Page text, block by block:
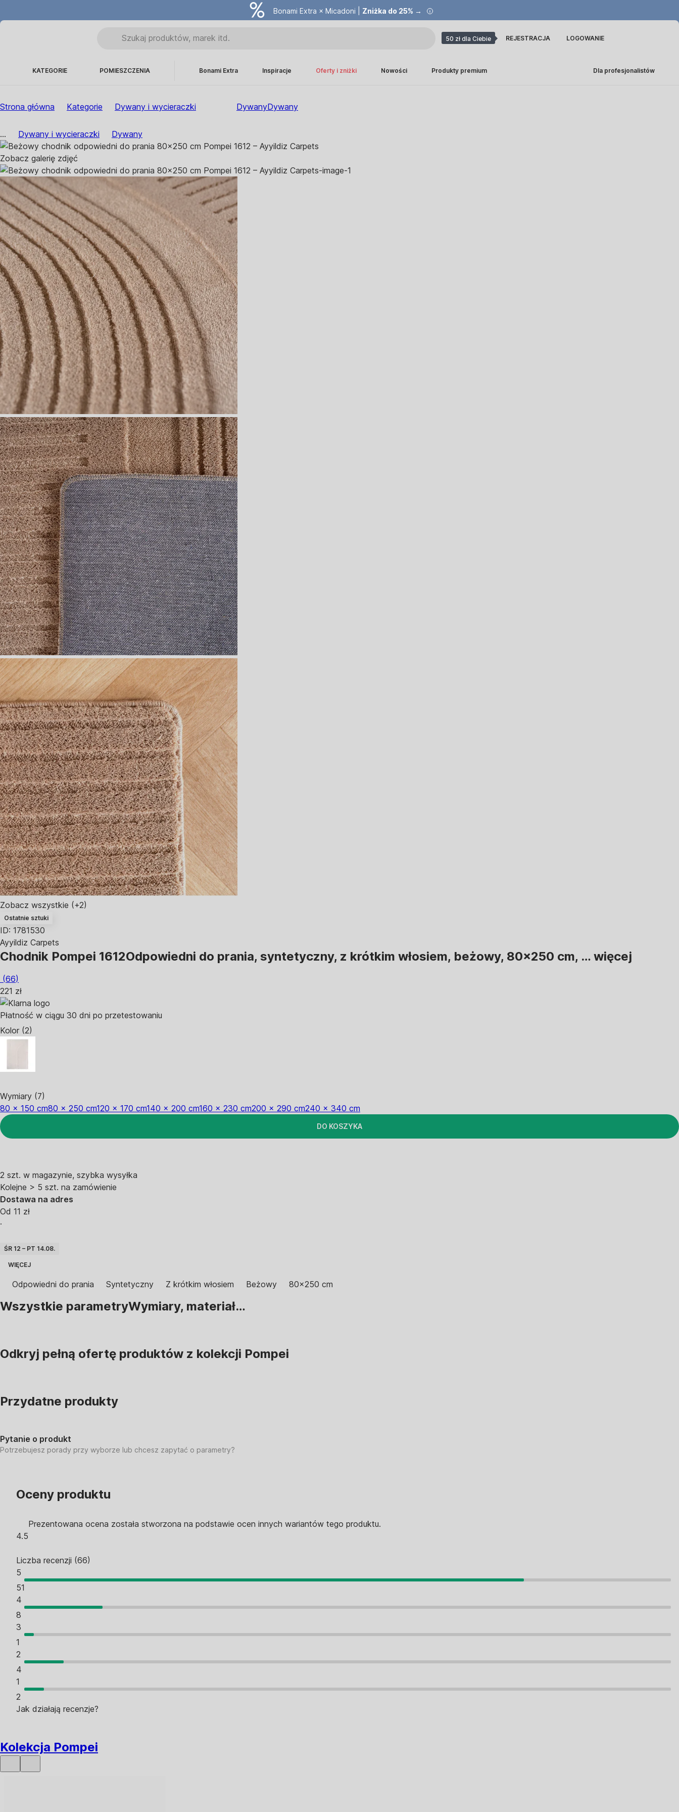
Bonami Extra × Micadoni | Zniżka do 25% →
50 zł dla Ciebie REJESTRACJA LOGOWANIE
KATEGORIE POMIESZCZENIA Bonami Extra Inspiracje Oferty i zniżki Nowości Produkty premium Dla profesjonalistów
Strona główna Kategorie Dywany i wycieraczki DywanyDywany
... Dywany i wycieraczki Dywany
Zobacz galerię zdjęć
Zobacz wszystkie (+2)
Ostatnie sztuki
ID: 1781530
Ayyildiz Carpets
Chodnik Pompei 1612Odpowiedni do prania, syntetyczny, z krótkim włosiem, beżowy, 80x250 cm, … więcej
(66)
221 zł
Płatność w ciągu 30 dni po przetestowaniu
Kolor (2)
Wymiary (7)
80 x 150 cm80 x 250 cm120 x 170 cm140 x 200 cm160 x 230 cm200 x 290 cm240 x 340 cm
DO KOSZYKA
2 szt. w magazynie, szybka wysyłka
Kolejne > 5 szt. na zamówienie
Dostawa na adres
Od 11 zł
·
ŚR 12 – PT 14.08.
WIĘCEJ
Odpowiedni do prania Syntetyczny Z krótkim włosiem Beżowy 80x250 cm
Wszystkie parametryWymiary, materiał…
Odkryj pełną ofertę produktów z kolekcji Pompei
Przydatne produkty
Pytanie o produkt
Potrzebujesz porady przy wyborze lub chcesz zapytać o parametry?
Oceny produktu
Prezentowana ocena została stworzona na podstawie ocen innych wariantów tego produktu.
4.5
Liczba recenzji (66)
5
51
4
8
3
1
2
4
1
2
Jak działają recenzje?
Kolekcja Pompei